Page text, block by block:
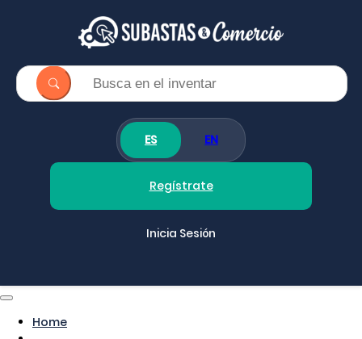
ES EN
Regístrate
Inicia Sesión
Home